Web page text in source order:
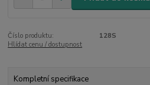
Číslo produktu:
128S
Hlídat cenu / dostupnost
Kompletní specifikace